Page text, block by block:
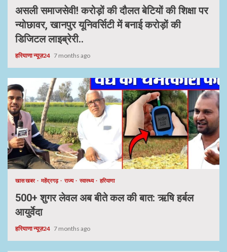
असली समाजसेवी! करोड़ों की दौलत बेटियों की शिक्षा पर
न्योछावर, खानपुर यूनिवर्सिटी में बनाई करोड़ों की
डिजिटल लाइब्रेरी..
हरियाणा न्यूज़24 7 months ago
खास खबर महेंद्रगढ़ राज्य स्वास्थ्य हरियाणा
500+ शुगर लेवल अब बीते कल की बात: ऋषि हर्बल
आयुर्वेदा
हरियाणा न्यूज़24 7 months ago